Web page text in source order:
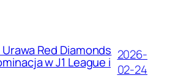
Red Diamonds
w J1 League i 2026-
02-24